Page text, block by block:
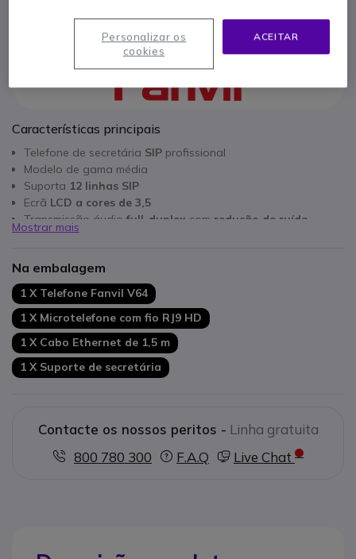
1 ano de garantiado fabricante
Características principais
Telefone de secretária SIP profissional
Modelo de gama média
Suporta 12 linhas SIP
Ecrã LCD a cores de 3,5
Transmissão áudio full-duplex com redução de ruído
Conectividade:
Duas opções de instalação em suporte de secretária
Suporta conferências de 6 vias
Mostrar mais
Na embalagem
1 X Telefone Fanvil V64
1 X Microtelefone com fio RJ9 HD
1 X Cabo Ethernet de 1,5 m
1 X Suporte de secretária
Contacte os nossos peritos - Linha gratuita
800 780 300
F.A.Q Live Chat
ACEITAR
Personalizar os
cookies